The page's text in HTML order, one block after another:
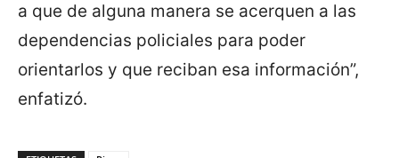
a que de alguna manera se acerquen a las
dependencias policiales para poder
orientarlos y que reciban esa información”,
enfatizó.